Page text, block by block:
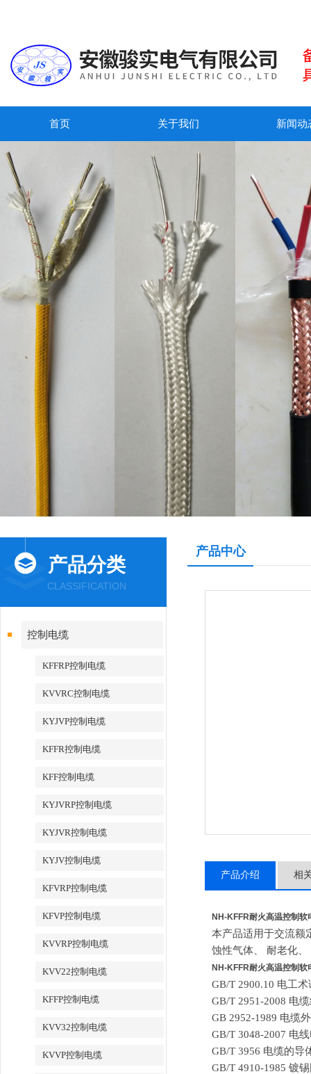
首页 关于我们 新闻动
产品分类
CLASSIFICATION
控制电缆
KFFRP控制电缆
KVVRC控制电缆
KYJVP控制电缆
KFFR控制电缆
KFF控制电缆
KYJVRP控制电缆
KYJVR控制电缆
KYJV控制电缆
KFVRP控制电缆
KFVP控制电缆
KVVRP控制电缆
KVV22控制电缆
KFFP控制电缆
KVV32控制电缆
KVVP控制电缆
产品中心
产品介绍 相
NH-KFFR耐火高温控制软
本产品适用于交流额
蚀性气体、 耐老化
NH-KFFR耐火高温控制软
GB/T 2900.10 电工
GB/T 2951-2008 电
GB 2952-1989 电缆
GB/T 3048-2007 电
GB/T 3956 电缆的导
GB/T 4910-1985 镀